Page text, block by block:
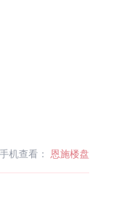
手机查看： 恩施楼盘